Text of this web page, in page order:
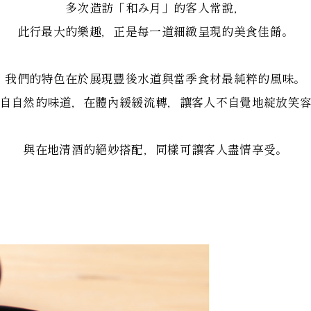
多次造訪「和み月」的客人常說，
此行最大的樂趣，正是每一道細緻呈現的美食佳餚。
我們的特色在於展現豐後水道與當季食材最純粹的風味。
自然的味道，在體內緩緩流轉，讓客人不自覺地綻放笑
與在地清酒的絕妙搭配，同樣可讓客人盡情享受。